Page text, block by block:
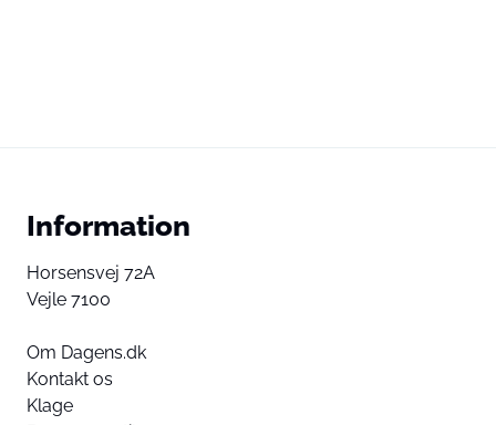
Information
Horsensvej 72A
Vejle 7100
Om Dagens.dk
Kontakt os
Klage